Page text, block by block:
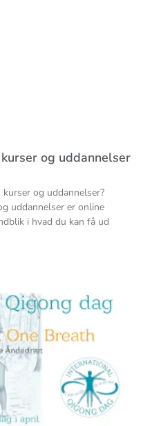
og uddannelser
og uddannelser?
uddannelser er online
i hvad du kan få ud